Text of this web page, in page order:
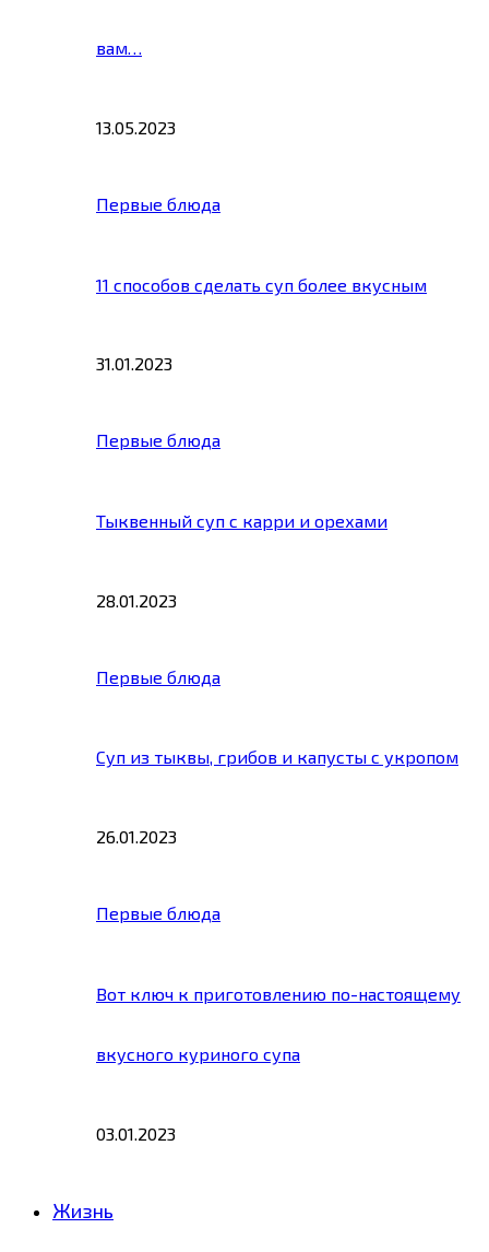
вам…
13.05.2023
Первые блюда
11 способов сделать суп более вкусным
31.01.2023
Первые блюда
Тыквенный суп с карри и орехами
28.01.2023
Первые блюда
Суп из тыквы, грибов и капусты с укропом
26.01.2023
Первые блюда
Вот ключ к приготовлению по-настоящему
вкусного куриного супа
03.01.2023
Жизнь